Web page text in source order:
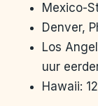
Mexico-
Denver,
Los
uur
Hawaii: